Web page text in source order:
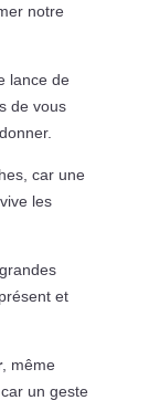
notre
lance de
de vous
car une
les
et
, même
un geste